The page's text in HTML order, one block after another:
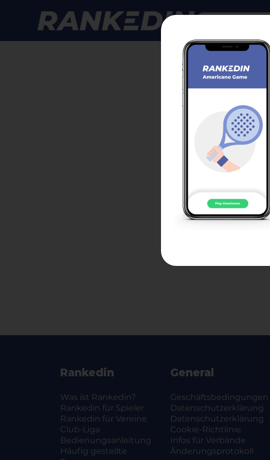
GPS 100
Anmeldung
Zur Turnierseite
Rankedin
Was ist Rankedin?
Rankedin für Spieler
Rankedin für Vereine
Club-Liga
Bedienungsanleitung
Häufig gestellte
General
Geschäftsbedingungen
Datenschutzerklärung
Datenschutzerklärung
Cookie-Richtlinie
Infos für Verbände
Änderungsprotokoll